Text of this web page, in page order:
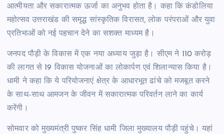
आत्मीयता और सकारात्मक ऊर्जा का अनुभव होता है। कहा कि कंडोलिया
महोत्सव उत्तराखंड की समृद्ध सांस्कृतिक विरासत, लोक परंपराओं और युवा
प्रतिभाओं को नई पहचान देने का सशक्त माध्यम है।
जनपद पौड़ी के विकास में एक नया अध्याय जुड़ा है। सीएम ने 110 करोड़
की लागत से 19 विकास योजनाओं का लोकार्पण एवं शिलान्यास किया है।
धामी ने कहा कि ये परियोजनाएं क्षेत्र के आधारभूत ढांचे को मजबूत करने
के साथ-साथ आमजन के जीवन में सकारात्मक परिवर्तन लाने का कार्य
करेंगी।
सोमवार को मुख्यमंत्री पुष्कर सिंह धामी जिला मुख्यालय पौड़ी पहुंचे। यहां